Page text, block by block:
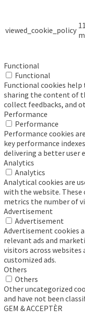
viewed_cookie_policy 11
Functional
Functional
Functional cookies
sharing the content of
collect feedbacks, and
Performance
Performance
Performance cookies
key performance
delivering a better user
Analytics
Analytics
Analytical cookies are
with the website.
metrics the number of
Advertisement
Advertisement
Advertisement cookies
relevant ads and
visitors across
customized ads.
Others
Others
Other uncategorized
and have not been
GEM & ACCEPTÈR